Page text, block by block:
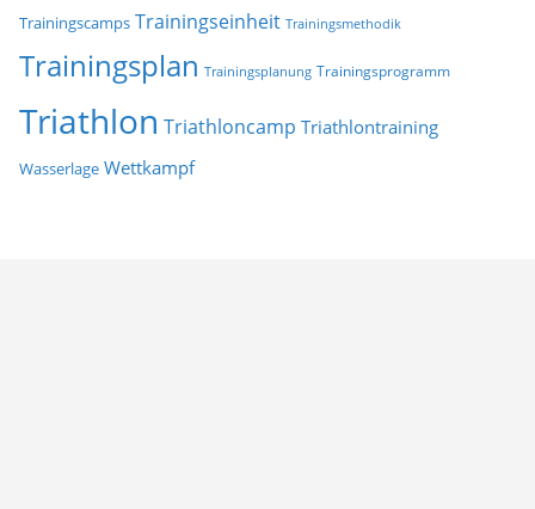
Trainingscamps Trainingseinheit Trainingsmethodik
Trainingsplan Trainingsplanung Trainingsprogramm
Triathlon Triathloncamp Triathlontraining
Wasserlage Wettkampf